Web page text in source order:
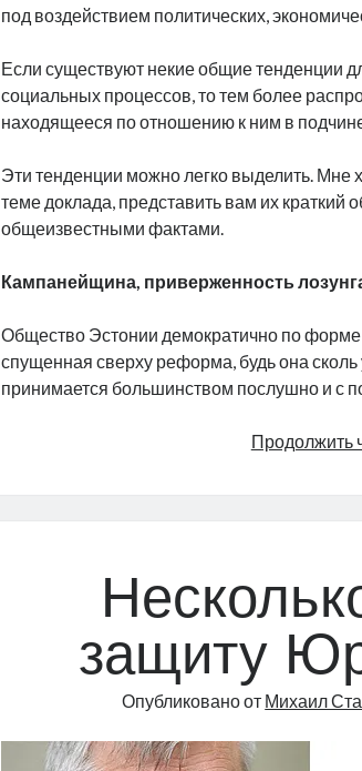
под воздействием политических,
Если существуют некие общие тенденции
социальных процессов, то тем более
находящееся по отношению к ним в
Эти тенденции можно легко выделить. Мне
теме доклада, представить вам их краткий
общеизвестными фактами.
Кампанейщина, приверженность
Общество Эстонии демократично по форме
спущенная сверху реформа, будь она сколь
принимается большинством послушно и с
Продолжить
защиту
Опубликовано от Михаил